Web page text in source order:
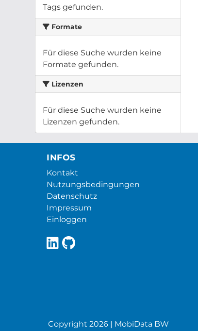
Tags gefunden.
Formate
Für diese Suche wurden keine
Formate gefunden.
Lizenzen
Für diese Suche wurden keine
Lizenzen gefunden.
INFOS
Kontakt
Nutzungsbedingungen
Datenschutz
Impressum
Einloggen
Copyright 2026 | MobiData BW